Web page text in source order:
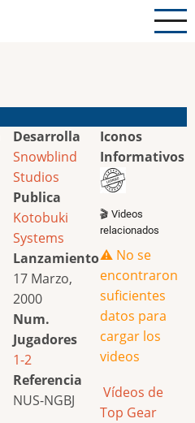
Desarrolla
Snowblind
Studios
Publica
Kotobuki
Systems
Lanzamiento
17 Marzo,
2000
Num.
Jugadores
1-2
Referencia
NUS-NGBJ
Iconos
Informativos
🎬 Videos
relacionados
⚠️ No se
encontraron
suficientes
datos para
cargar los
videos
Vídeos de
Top Gear